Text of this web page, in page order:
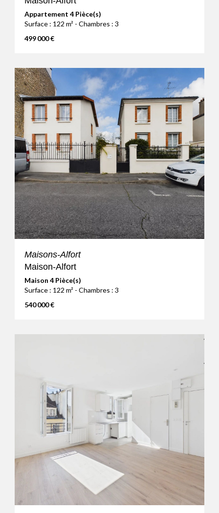
Appartement 4 Pièce(s)
Surface : 122 m² - Chambres : 3
499 000 €
Maisons-Alfort
Maison-Alfort
Maison 4 Pièce(s)
Surface : 122 m² - Chambres : 3
540 000 €